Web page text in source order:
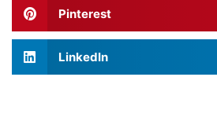
Pinterest
LinkedIn